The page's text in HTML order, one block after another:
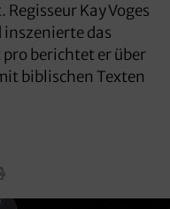
Kay Voges
inszenierte das
berichtet er über
biblischen Texten